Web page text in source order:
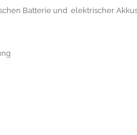
Batterie und elektrischer